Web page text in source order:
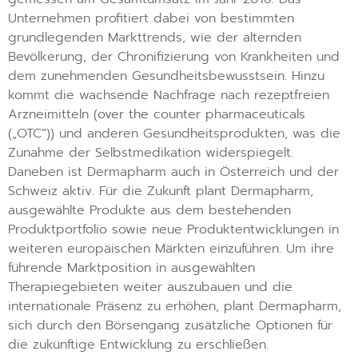
Unternehmen profitiert dabei von bestimmten
grundlegenden Markttrends, wie der alternden
Bevölkerung, der Chronifizierung von Krankheiten und
dem zunehmenden Gesundheitsbewusstsein. Hinzu
kommt die wachsende Nachfrage nach rezeptfreien
Arzneimitteln (over the counter pharmaceuticals
(„OTC”)) und anderen Gesundheitsprodukten, was die
Zunahme der Selbstmedikation widerspiegelt.
Daneben ist Dermapharm auch in Österreich und der
Schweiz aktiv. Für die Zukunft plant Dermapharm,
ausgewählte Produkte aus dem bestehenden
Produktportfolio sowie neue Produktentwicklungen in
weiteren europäischen Märkten einzuführen. Um ihre
führende Marktposition in ausgewählten
Therapiegebieten weiter auszubauen und die
internationale Präsenz zu erhöhen, plant Dermapharm,
sich durch den Börsengang zusätzliche Optionen für
die zukünftige Entwicklung zu erschließen.